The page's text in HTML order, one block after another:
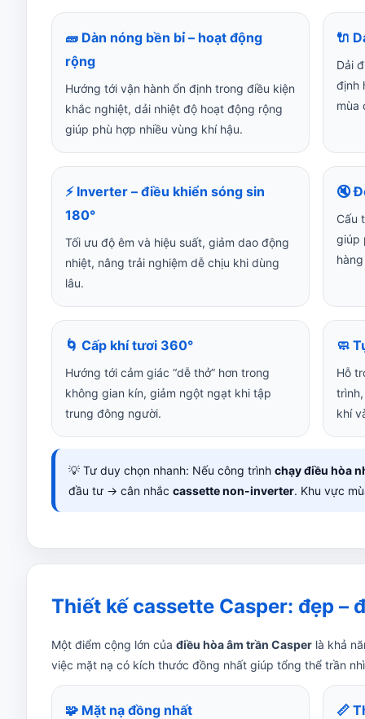
🧱 Dàn nóng bền bỉ – hoạt động
rộng
Hướng tới vận hành ổn định trong điều kiện
khắc nghiệt, dải nhiệt độ hoạt động rộng
giúp phù hợp nhiều vùng khí hậu.
🔌
Dải
định
mùa
⚡ Inverter – điều khiển sóng sin
180°
Tối ưu độ êm và hiệu suất, giảm dao động
nhiệt, nâng trải nghiệm dễ chịu khi dùng
lâu.
🔇
Cấu
giúp
🌀 Cấp khí tươi 360°
Hướng tới cảm giác “dễ thở” hơn trong
không gian kín, giảm ngột ngạt khi tập
trung đông người.
🧼
Hỗ
khí
💡 Tư duy chọn nhanh: Nếu công trình chạy điều hòa
đầu tư → cân nhắc cassette non-inverter. Khu vực
Thiết kế cassette Casper: đẹp –
Một điểm cộng lớn của điều hòa âm trần Casper là khả
việc mặt nạ có kích thước đồng nhất giúp tổng thể trần
🧩 Mặt nạ đồng nhất 📏